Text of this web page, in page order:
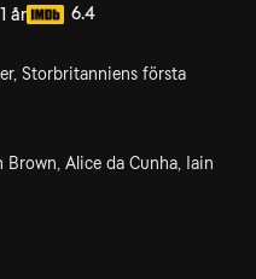
år 6.4
Storbritanniens första
Brown, Alice da Cunha, Iain